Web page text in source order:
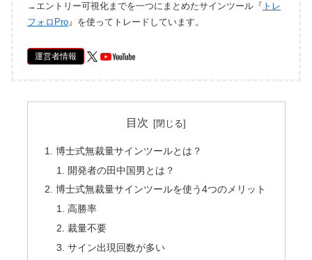
→エントリー可視化までを一つにまとめたサインツール『 トレ
フォロPro』を使ってトレードしています。
運営者情報
目次
博士式無裁量サインツールとは？
開発者の田中国男とは？
博士式無裁量サインツールを使う4つのメリット
高勝率
裁量不要
サイン出現回数が多い